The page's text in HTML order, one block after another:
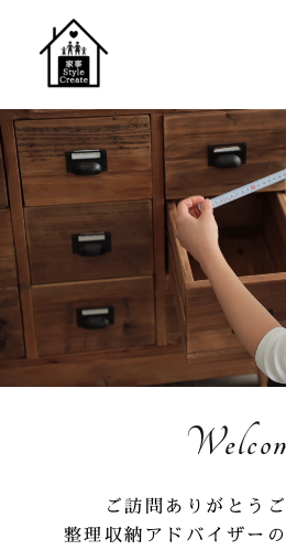
ご訪問ありがとう
整理収納アドバイザー